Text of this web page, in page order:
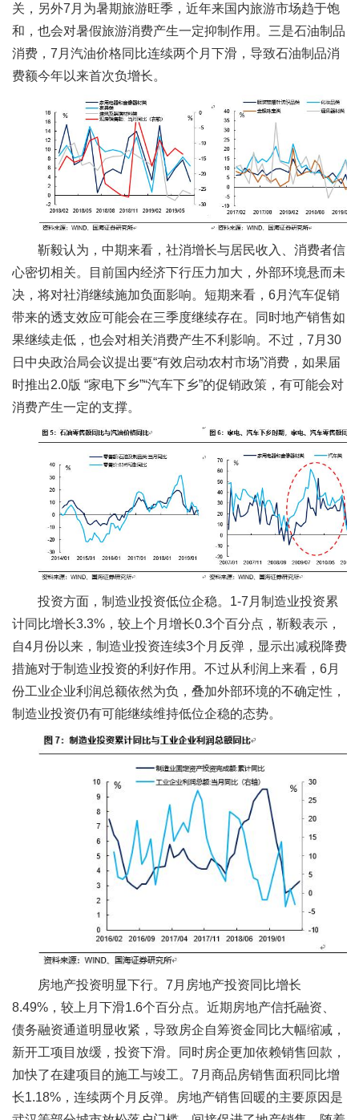
关，另外7月为暑期旅游旺季，近年来国内旅游市场趋于饱
和，也会对暑假旅游消费产生一定抑制作用。三是石油制品
消费，7月汽油价格同比连续两个月下滑，导致石油制品消
费额今年以来首次负增长。
靳毅认为，中期来看，社消增长与居民收入、消费者信
心密切相关。目前国内经济下行压力加大，外部环境悬而未
决，将对社消继续施加负面影响。短期来看，6月汽车促销
带来的透支效应可能会在三季度继续存在。同时地产销售如
果继续走低，也会对相关消费产生不利影响。不过，7月30
日中央政治局会议提出要“有效启动农村市场”消费，如果届
时推出2.0版 “家电下乡”“汽车下乡”的促销政策，有可能会对
消费产生一定的支撑。
投资方面，制造业投资低位企稳。1-7月制造业投资累
计同比增长3.3%，较上个月增长0.3个百分点，靳毅表示，
自4月份以来，制造业投资连续3个月反弹，显示出减税降费
措施对于制造业投资的利好作用。不过从利润上来看，6月
份工业企业利润总额依然为负，叠加外部环境的不确定性，
制造业投资仍有可能继续维持低位企稳的态势。
房地产投资明显下行。7月房地产投资同比增长
8.49%，较上月下滑1.6个百分点。近期房地产信托融资、
债务融资通道明显收紧，导致房企自筹资金同比大幅缩减，
新开工项目放缓，投资下滑。同时房企更加依赖销售回款，
加快了在建项目的施工与竣工。7月商品房销售面积同比增
长1.18%，连续两个月反弹。房地产销售回暖的主要原因是